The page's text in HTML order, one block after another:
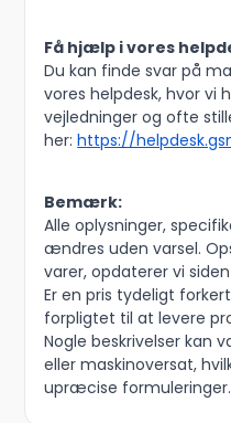
Få hjælp i vores
Du kan finde svar på
vores helpdesk, hvor vi
vejledninger og ofte
her:https://
Bemærk:
Alle oplysninger,
ændres uden varsel.
varer, opdaterer vi
Er en pris tydeligt
forpligtet til at levere
Nogle beskrivelser kan
eller maskinoversat,
upræcise formuleringer.